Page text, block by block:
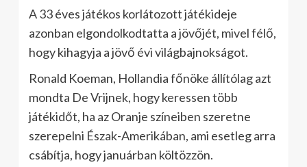
A 33 éves játékos korlátozott játékideje
azonban elgondolkodtatta a jövőjét, mivel félő,
hogy kihagyja a jövő évi világbajnokságot.
Ronald Koeman, Hollandia főnöke állítólag azt
mondta De Vrijnek, hogy keressen több
játékidőt, ha az Oranje színeiben szeretne
szerepelni Észak-Amerikában, ami esetleg arra
csábítja, hogy januárban költözzön.